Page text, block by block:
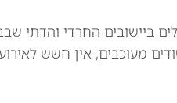
החרדי והדתי
מעוכבים, אין חשש